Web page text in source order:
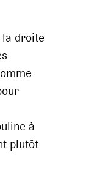
droite
à
plutôt